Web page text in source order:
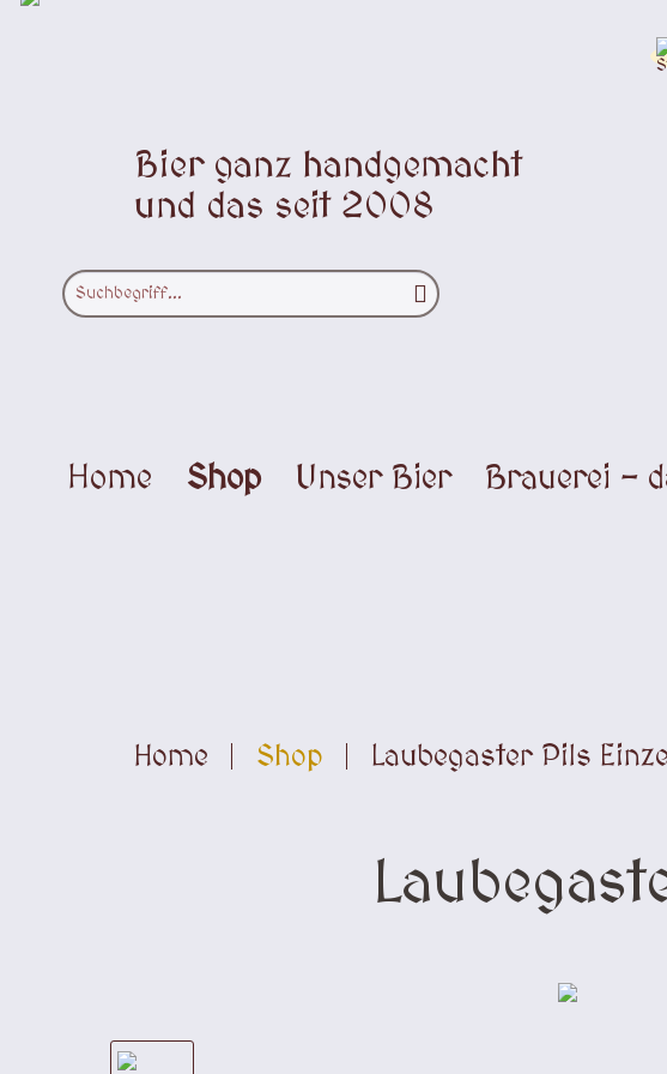
Bier ganz handgemacht
und das seit 2008
Home Shop Unser Bier Brauerei -
Home Shop Laubegaster Pils